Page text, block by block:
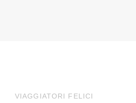
VIAGGIATORI FELICI